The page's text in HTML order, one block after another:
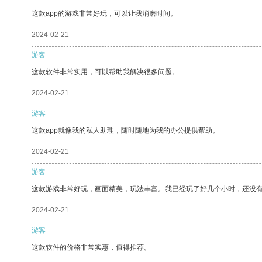
这款app的游戏非常好玩，可以让我消磨时间。
2024-02-21
游客
这款软件非常实用，可以帮助我解决很多问题。
2024-02-21
游客
这款app就像我的私人助理，随时随地为我的办公提供帮助。
2024-02-21
游客
这款游戏非常好玩，画面精美，玩法丰富。我已经玩了好几个小时，还没
2024-02-21
游客
这款软件的价格非常实惠，值得推荐。